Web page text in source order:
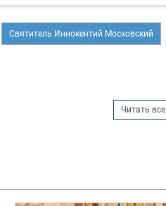
Святитель Иннокентий Московский
Читать все